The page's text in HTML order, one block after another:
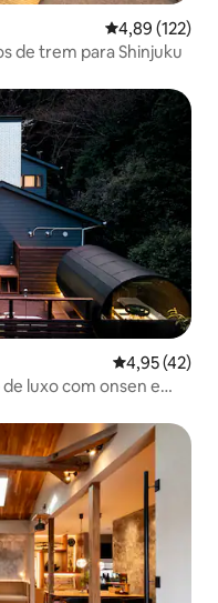
4,89 de uma
4,89 (122)
de trem para Shinjuku
4,95 de uma
4,95 (42)
luxo com onsen e